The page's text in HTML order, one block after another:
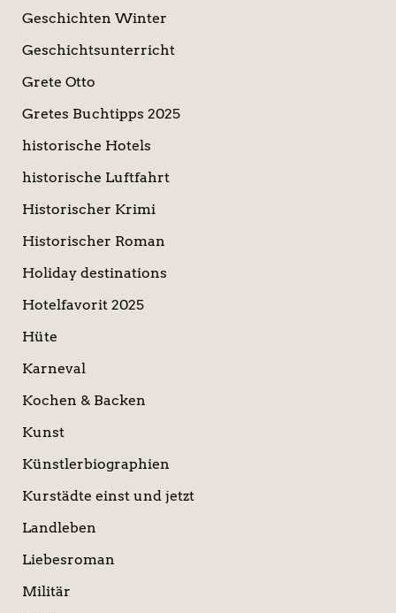
Geschichten Winter
Geschichtsunterricht
Grete Otto
Gretes Buchtipps 2025
historische Hotels
historische Luftfahrt
Historischer Krimi
Historischer Roman
Holiday destinations
Hotelfavorit 2025
Hüte
Karneval
Kochen & Backen
Kunst
Künstlerbiographien
Kurstädte einst und jetzt
Landleben
Liebesroman
Militär